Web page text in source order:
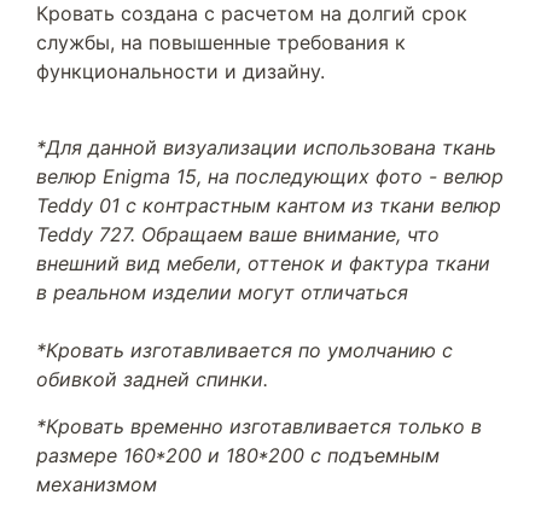
Кровать создана с расчетом на долгий срок
службы, на повышенные требования к
функциональности и дизайну.
*Для данной визуализации использована ткань
велюр Enigma 15, на последующих фото - велюр
Teddy 01 с контрастным кантом из ткани велюр
Teddy 727. Обращаем ваше внимание, что
внешний вид мебели, оттенок и фактура ткани
в реальном изделии могут отличаться
*Кровать изготавливается по умолчанию с
обивкой задней спинки.
*Кровать временно изготавливается только в
размере 160*200 и 180*200 с подъемным
механизмом